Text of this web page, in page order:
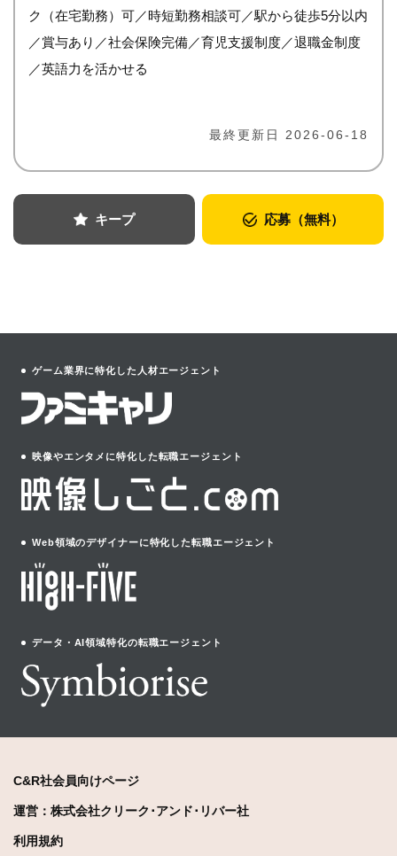
ク（在宅勤務）可／時短勤務相談可／駅から徒歩5分以内
／賞与あり／社会保険完備／育児支援制度／退職金制度
／英語力を活かせる
最終更新日 2026-06-18
キープ 応募（無料）
ゲーム業界に特化した人材エージェント
映像やエンタメに特化した転職エージェント
Web領域のデザイナーに特化した転職エージェント
データ・AI領域特化の転職エージェント
C&R社会員向けページ
運営：株式会社クリーク･アンド･リバー社
利用規約